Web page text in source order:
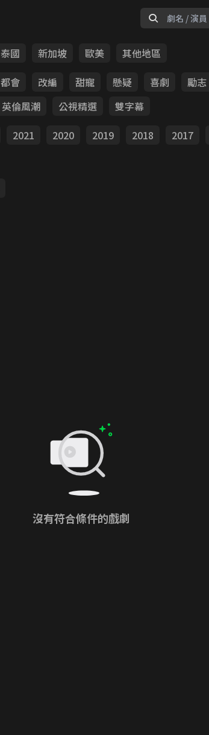
泰國 新加坡 歐美
其他地區
都會 改編 甜寵 懸疑 喜劇 勵志
英倫風潮 公視精選
雙字幕
2021 2020 2019 2018 2017
沒有符合條件的戲劇